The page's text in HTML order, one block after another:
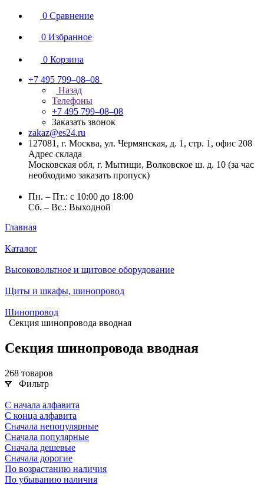
0 Сравнение
0 Избранное
0 Корзина
+7 495 799–08–08
Назад
Телефоны
+7 495 799–08–08
Заказать звонок
zakaz@es24.ru
127081, г. Москва, ул. Чермянская, д. 1, стр. 1, офис 208
Адрес склада
Московская обл, г. Мытищи, Волковское ш. д. 10 (за час
необходимо заказать пропуск)
Пн. – Пт.: с 10:00 до 18:00
Сб. – Вс.: Выходной
Главная
Каталог
Высоковольтное и щитовое оборудование
Щиты и шкафы, шинопровод
Шинопровод
Секция шинопровода вводная
Секция шинопровода вводная
268 товаров
Фильтр
С начала алфавита
С конца алфавита
Сначала непопулярные
Сначала популярные
Сначала дешевые
Сначала дорогие
По возрастанию наличия
По убыванию наличия